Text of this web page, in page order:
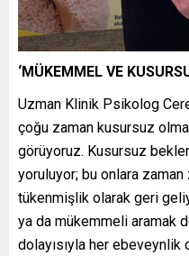
‘MÜKEMMEL VE
Uzman Klinik Psikolog
çoğu zaman kusursuz
görüyoruz. Kusursuz
yoruluyor; bu onlara
tükenmişlik olarak geri
ya da mükemmeli aramak
dolayısıyla her ebeveynlik